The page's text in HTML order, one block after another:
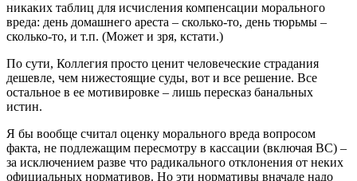
никаких таблиц для исчисления компенсации морального
вреда: день домашнего ареста – сколько-то, день тюрьмы –
сколько-то, и т.п. (Может и зря, кстати.)
По сути, Коллегия просто ценит человеческие страдания
дешевле, чем нижестоящие суды, вот и все решение. Все
остальное в ее мотивировке – лишь пересказ банальных
истин.
Я бы вообще считал оценку морального вреда вопросом
факта, не подлежащим пересмотру в кассации (включая ВС) –
за исключением разве что радикального отклонения от неких
официальных нормативов. Но эти нормативы вначале надо